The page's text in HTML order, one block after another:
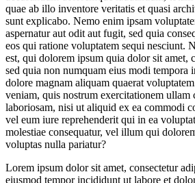
quae ab illo inventore veritatis et quasi
sunt explicabo. Nemo enim ipsam
aspernatur aut odit aut fugit, sed quia
eos qui ratione voluptatem sequi nesciunt.
est, qui dolorem ipsum quia dolor sit amet,
sed quia non numquam eius modi tempora
dolore magnam aliquam quaerat
veniam, quis nostrum exercitationem ullam
laboriosam, nisi ut aliquid ex ea commodi
vel eum iure reprehenderit qui in ea
molestiae consequatur, vel illum qui
voluptas nulla pariatur?
Lorem ipsum dolor sit amet, consectetur
eiusmod tempor incididunt ut labore et